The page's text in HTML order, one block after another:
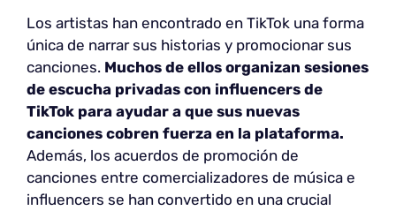
Los artistas han encontrado en TikTok una forma
única de narrar sus historias y promocionar sus
canciones. Muchos de ellos organizan sesiones
de escucha privadas con influencers de
TikTok para ayudar a que sus nuevas
canciones cobren fuerza en la plataforma.
Además, los acuerdos de promoción de
canciones entre comercializadores de música e
influencers se han convertido en una crucial